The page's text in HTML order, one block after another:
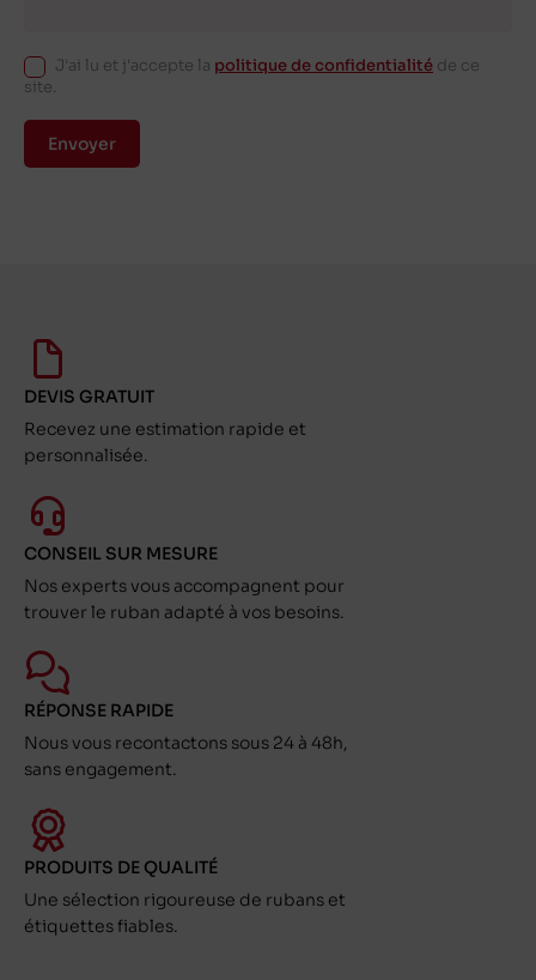
J'ai lu et j'accepte la politique de confidentialité de ce
site.
Envoyer
DEVIS GRATUIT
Recevez une estimation rapide et
personnalisée.
CONSEIL SUR MESURE
Nos experts vous accompagnent pour
trouver le ruban adapté à vos besoins.
RÉPONSE RAPIDE
Nous vous recontactons sous 24 à 48h,
sans engagement.
PRODUITS DE QUALITÉ
Une sélection rigoureuse de rubans et
étiquettes fiables.